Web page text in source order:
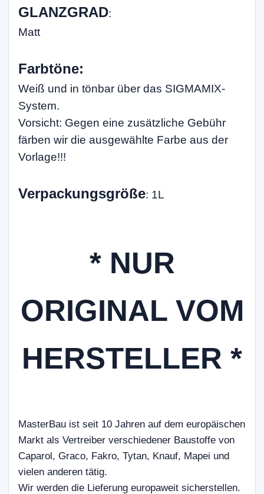
GLANZGRAD:
Matt
Farbtöne:
Weiß und in tönbar über das SIGMAMIX-
System.
Vorsicht: Gegen eine zusätzliche Gebühr
färben wir die ausgewählte Farbe aus der
Vorlage!!!
Verpackungsgröße: 1L
* NUR
ORIGINAL VOM
HERSTELLER *
MasterBau ist seit 10 Jahren auf dem europäischen
Markt als Vertreiber verschiedener Baustoffe von
Caparol, Graco, Fakro, Tytan, Knauf, Mapei und
vielen anderen tätig.
Wir werden die Lieferung europaweit sicherstellen.